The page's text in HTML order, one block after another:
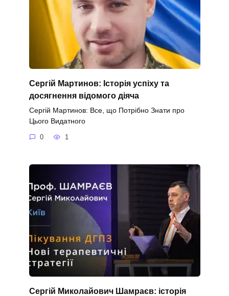
Сергій Мартинов: Історія успіху та
досягнення відомого діяча
Сергій Мартинов: Все, що Потрібно Знати про
Цього Видатного
0 1
Сергій Миколайович Шамраєв: історія